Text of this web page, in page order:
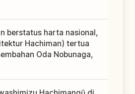
berstatus harta nasional,
Hachiman) tertua
Oda Nobunaga,